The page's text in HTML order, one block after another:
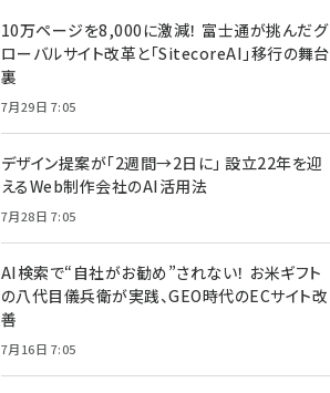
10万ページを8,000に激減！ 富士通が挑んだグ
ローバルサイト改革と「SitecoreAI」移行の舞台
裏
7月29日 7:05
デザイン提案が「2週間→2日に」 設立22年を迎
えるWeb制作会社のAI活用法
7月28日 7:05
AI検索で“自社がお勧め”されない！ お米ギフト
の八代目儀兵衛が実践、GEO時代のECサイト改
善
7月16日 7:05